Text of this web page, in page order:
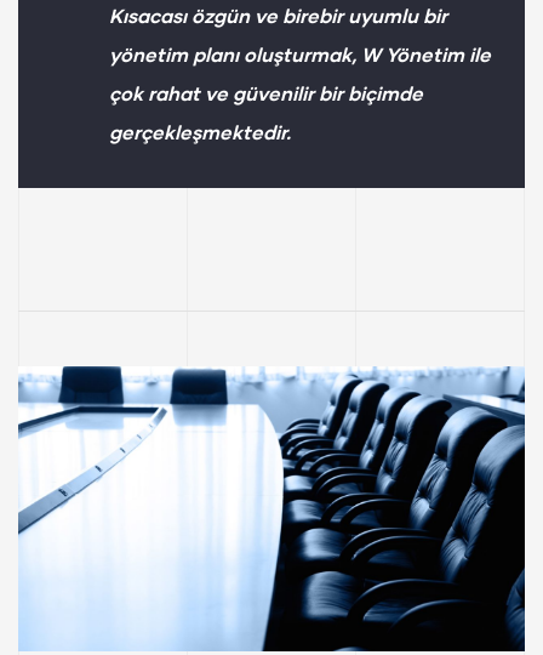
Kısacası özgün ve birebir uyumlu bir
yönetim planı oluşturmak, W Yönetim ile
çok rahat ve güvenilir bir biçimde
gerçekleşmektedir.